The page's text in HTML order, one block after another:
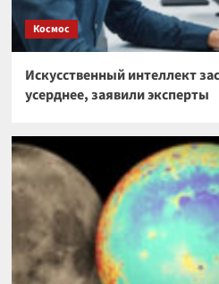
Космос
Искусственный интеллект
усерднее, заявили эксперты